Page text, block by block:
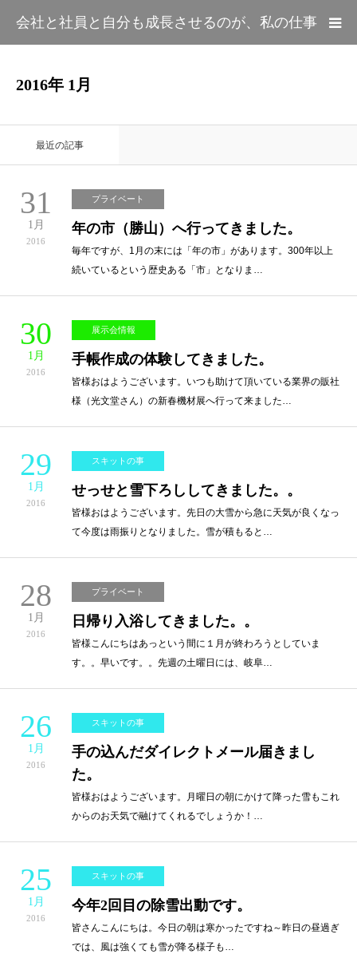
会社と社員と自分も成長させるのが、私の仕事
2016年 1月
最近の記事
31
1月
2016
プライベート
年の市（勝山）へ行ってきました。
毎年ですが、1月の末には「年の市」があります。300年以上
続いているという歴史ある「市」となりま…
30
1月
2016
展示会情報
手帳作成の体験してきました。
皆様おはようございます。いつも助けて頂いている業界の販社
様（光文堂さん）の新春機材展へ行って来ました…
29
1月
2016
スキットの事
せっせと雪下ろししてきました。。
皆様おはようございます。先日の大雪から急に天気が良くなっ
て今度は雨振りとなりました。雪が積もると…
28
1月
2016
プライベート
日帰り入浴してきました。。
皆様こんにちはあっという間に１月が終わろうとしていま
す。。早いです。。先週の土曜日には、岐阜…
26
1月
2016
スキットの事
手の込んだダイレクトメール届きまし
た。
皆様おはようございます。月曜日の朝にかけて降った雪もこれ
からのお天気で融けてくれるでしょうか！…
25
1月
2016
スキットの事
今年2回目の除雪出動です。
皆さんこんにちは。今日の朝は寒かったですね～昨日の昼過ぎ
では、風は強くても雪が降る様子も…